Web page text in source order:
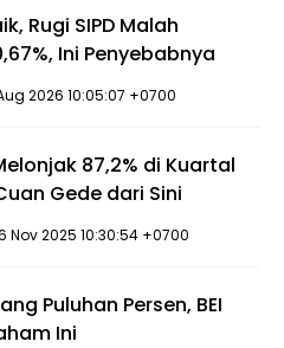
Rugi SIPD Malah
Ini Penyebabnya
2026 10:05:07 +0700
87,2% di Kuartal
Gede dari Sini
Nov 2025 10:30:54 +0700
Puluhan Persen, BEI
Ini